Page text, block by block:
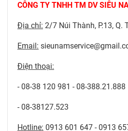
CÔNG TY TNHH TM DV SIÊU
Địa chỉ: 2/7 Núi Thành, P.13, Q.
Email:
Điện thoại:
- 08-38 120 981 - 08-388.21.888
- 08-38127.523
Hotline: 0913 601 647 - 0913